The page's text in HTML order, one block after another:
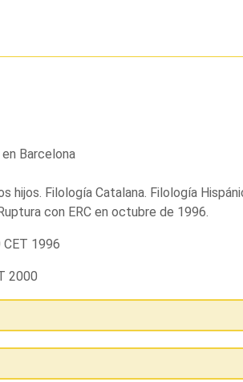
Barcelona
hijos. Filología Catalana. Filología
con ERC en octubre de 1996.
CET 1996
2000